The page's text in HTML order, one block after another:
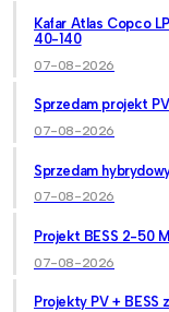
Kafar Atlas Copco
40-140
07-08-2026
Sprzedam projekt
07-08-2026
Sprzedam
07-08-2026
Projekt BESS 2-50
07-08-2026
Projekty PV + BESS